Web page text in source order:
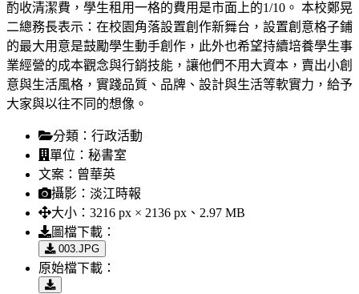
酌收清潔費，學生租用一格的費用是市面上的1/10。 本校鄭晃
二總務長表示：在校園角落設置創作新舞台，設置創意格子鋪
的最大用意是鼓勵學生動手創作，此外也希望持續培養學生事
業經營的成本觀念與行銷技能，讓他們不用大資本，賣出小創
意與生活風格，實踐品質、品牌、設計與生活等軟實力，給予
大家與以往不同的想像。
分類： 行政活動
單位： 秘書室
文案： 曾華英
攝影： 淡江時報
大小： 3216 px × 2136 px、2.97 MB
圖檔下載：
003.JPG
原始檔下載：